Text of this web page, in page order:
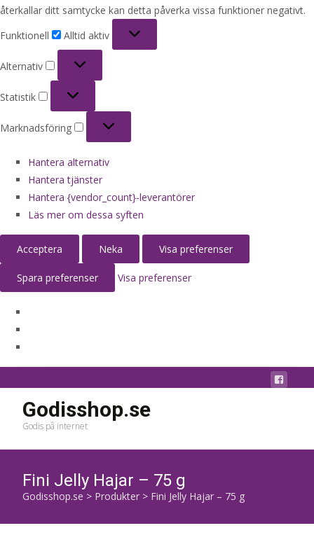
återkallar ditt samtycke kan detta påverka vissa funktioner negativt.
Funktionell
Alltid aktiv
Alternativ
Statistik
Marknadsföring
Hantera alternativ
Hantera tjänster
Hantera {vendor_count}-leverantörer
Läs mer om dessa syften
Acceptera Neka Visa preferenser
Spara preferenser Visa preferenser
Godisshop.se
Godis på internet
Fini Jelly Hajar – 75 g
Godisshop.se > Produkter > Fini Jelly Hajar – 75 g